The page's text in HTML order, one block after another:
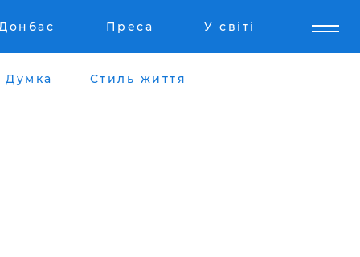
Преса У світі
Думка Стиль життя